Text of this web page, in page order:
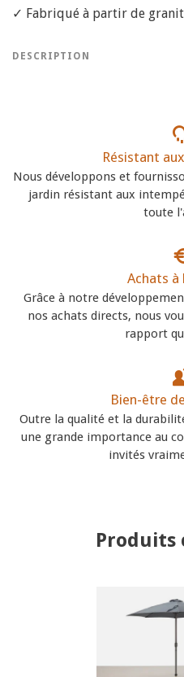
✓ Fabriqué à partir de granit
DESCRIPTION
Résistant
Nous développons et
jardin résistant aux
toute
Achats à
Grâce à notre
nos achats directs, nous
rapport
Bien-être
Outre la qualité et la
une grande importance au
invités
Produits